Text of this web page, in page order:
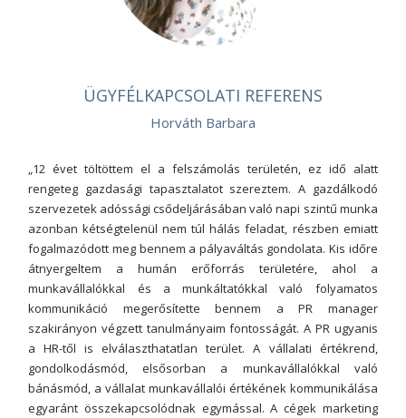
ÜGYFÉLKAPCSOLATI REFERENS
Horváth Barbara
„12 évet töltöttem el a felszámolás területén, ez idő alatt
rengeteg gazdasági tapasztalatot szereztem. A gazdálkodó
szervezetek adóssági csődeljárásában való napi szintű munka
azonban kétségtelenül nem túl hálás feladat, részben emiatt
fogalmazódott meg bennem a pályaváltás gondolata. Kis időre
átnyergeltem a humán erőforrás területére, ahol a
munkavállalókkal és a munkáltatókkal való folyamatos
kommunikáció megerősítette bennem a PR manager
szakirányon végzett tanulmányaim fontosságát. A PR ugyanis
a HR-től is elválaszthatatlan terület. A vállalati értékrend,
gondolkodásmód, elsősorban a munkavállalókkal való
bánásmód, a vállalat munkavállalói értékének kommunikálása
egyaránt összekapcsolódnak egymással. A cégek marketing